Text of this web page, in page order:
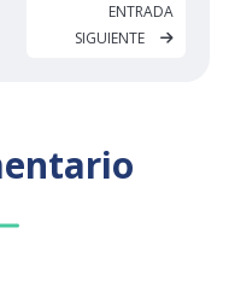
ENTRADA
SIGUIENTE